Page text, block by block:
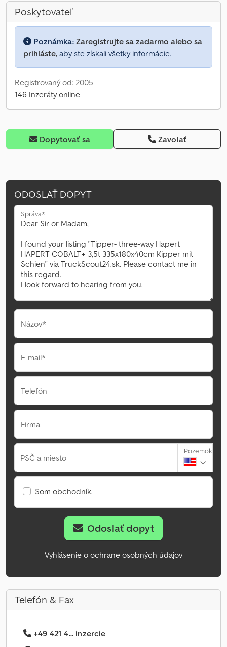
Poskytovateľ
Poznámka: Zaregistrujte sa zadarmo alebo sa
prihláste, aby ste získali všetky informácie.
Registrovaný od: 2005
146 Inzeráty online
Dopytovať sa Zavolať
ODOSLAŤ DOPYT
Správa*
Názov*
E-mail*
Telefón
Firma
PSČ a miesto
Pozemok
Som obchodník.
Odoslať dopyt
Vyhlásenie o ochrane osobných údajov
Telefón & Fax
+49 421 4... inzercie